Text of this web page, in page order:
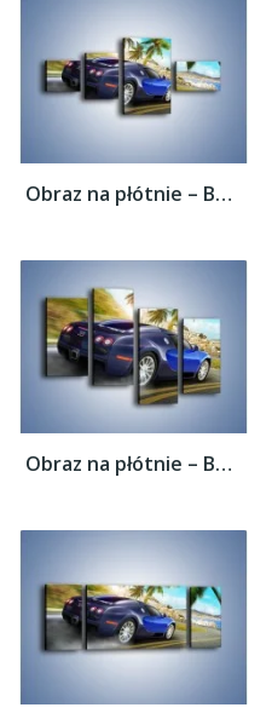
Obraz na płótnie – Bugatti Veyron –...
Obraz na płótnie – Bugatti Veyron –...